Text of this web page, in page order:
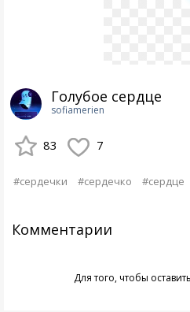
Голубое сердце
sofiamerien
83 7
#сердечки #сердечко #сердце
Комментарии
Для того, чтобы